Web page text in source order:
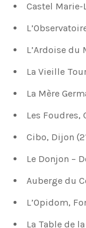
Castel Marie-
L’Ardoise du
La Vieille
La Mère
Les Foudres,
Cibo, Dijon
Le Donjon –
Auberge du
L’Opidom,
La Table de